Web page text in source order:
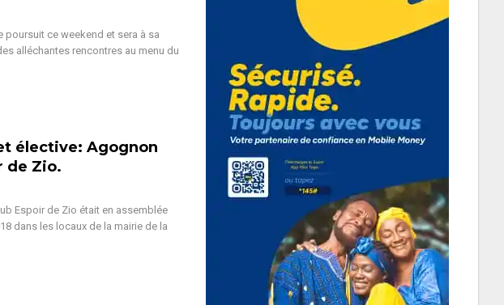
ce weekend et sera à sa
alléchantes rencontres au menu du
élective: Agognon
de Zio.
Espoir de Zio était en assemblée
dans les locaux de la mairie de la